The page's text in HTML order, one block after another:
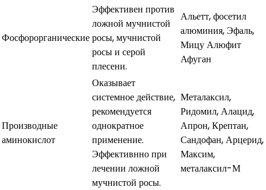
Фосфорорганические
Эффективен против
ложной мучнистой
росы, мучнистой
росы и серой
плесени.
Альетт, фосетил
алюминия, Эфаль,
Мицу Алюфит
Афуган
Производные
аминокислот
Оказывает
системное действие,
рекомендуется
однократное
применение.
Эффективнно при
лечении ложной
мучнистой росы.
Металаксил,
Ридомил, Алацид,
Апрон, Крептан,
Сандофан, Арцерид,
Максим,
металаксил-М